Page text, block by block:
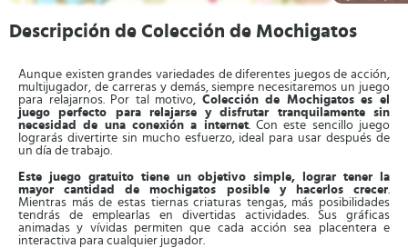
Descripción de Colección de Mochigatos
Aunque existen grandes variedades de diferentes juegos de acción,
multijugador, de carreras y demás, siempre necesitaremos un juego
para relajarnos. Por tal motivo, Colección de Mochigatos es el
juego perfecto para relajarse y disfrutar tranquilamente sin
necesidad de una conexión a internet. Con este sencillo juego
lograrás divertirte sin mucho esfuerzo, ideal para usar después de
un día de trabajo.
Este juego gratuito tiene un objetivo simple, lograr tener la
mayor cantidad de mochigatos posible y hacerlos crecer.
Mientras más de estas tiernas criaturas tengas, más posibilidades
tendrás de emplearlas en divertidas actividades. Sus gráficas
animadas y vívidas permiten que cada acción sea placentera e
interactiva para cualquier jugador.